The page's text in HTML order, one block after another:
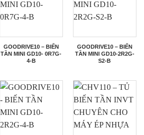
GOODRIVE10 – BIẾN
TẦN MINI GD10- 0R7G-
4-B
GOODRIVE10 – BIẾN
TẦN MINI GD10-2R2G-
S2-B